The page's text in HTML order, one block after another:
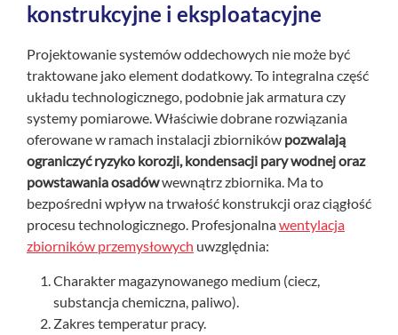
konstrukcyjne i eksploatacyjne
Projektowanie systemów oddechowych nie może być
traktowane jako element dodatkowy. To integralna część
układu technologicznego, podobnie jak armatura czy
systemy pomiarowe. Właściwie dobrane rozwiązania
oferowane w ramach instalacji zbiorników pozwalają
ograniczyć ryzyko korozji, kondensacji pary wodnej oraz
powstawania osadówwewnątrz zbiornika. Ma to
bezpośredni wpływ na trwałość konstrukcji oraz ciągłość
procesu technologicznego. Profesjonalnawentylacja
zbiorników przemysłowych uwzględnia:
Charakter magazynowanego medium (ciecz,
substancja chemiczna, paliwo).
Zakres temperatur pracy.